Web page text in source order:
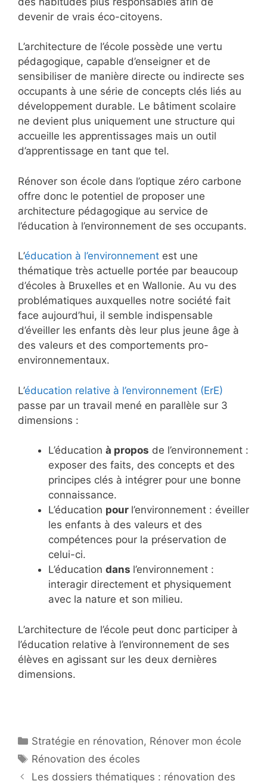
devenir de vrais éco-citoyens.
L’architecture de l’école possède une vertu
pédagogique, capable d’enseigner et de
sensibiliser de manière directe ou indirecte ses
occupants à une série de concepts clés liés au
développement durable. Le bâtiment scolaire
ne devient plus uniquement une structure qui
accueille les apprentissages mais un outil
d’apprentissage en tant que tel.
Rénover son école dans l’optique zéro carbone
offre donc le potentiel de proposer une
architecture pédagogique au service de
l’éducation à l’environnement de ses occupants.
L’éducation à l’environnement est une
thématique très actuelle portée par beaucoup
d’écoles à Bruxelles et en Wallonie. Au vu des
problématiques auxquelles notre société fait
face aujourd’hui, il semble indispensable
d’éveiller les enfants dès leur plus jeune âge à
des valeurs et des comportements pro-
environnementaux.
L’éducation relative à l’environnement (ErE)
passe par un travail mené en parallèle sur 3
dimensions :
L’éducation à propos de l’environnement :
exposer des faits, des concepts et des
principes clés à intégrer pour une bonne
connaissance.
L’éducation pour l’environnement : éveiller
les enfants à des valeurs et des
compétences pour la préservation de
celui-ci.
L’éducation dans l’environnement :
interagir directement et physiquement
avec la nature et son milieu.
L’architecture de l’école peut donc participer à
l’éducation relative à l’environnement de ses
élèves en agissant sur les deux dernières
dimensions.
Catégories
Stratégie en rénovation, Rénover mon école
Étiquettes
Rénovation des écoles
Les dossiers thématiques : rénovation des